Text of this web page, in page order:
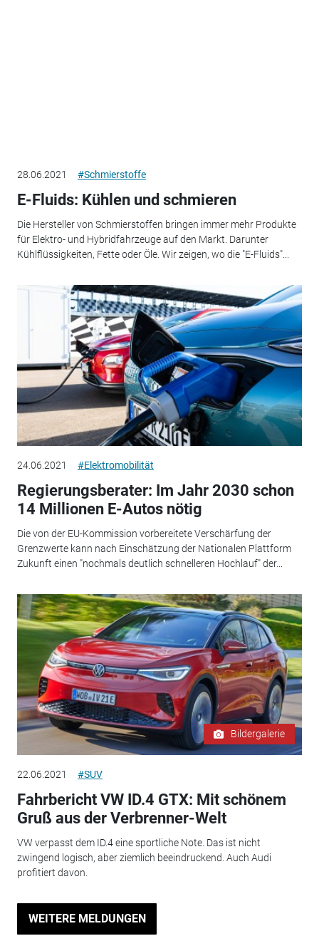
28.06.2021 #Schmierstoffe
E-Fluids: Kühlen und schmieren
Die Hersteller von Schmierstoffen bringen immer mehr Produkte
für Elektro- und Hybridfahrzeuge auf den Markt. Darunter
Kühlflüssigkeiten, Fette oder Öle. Wir zeigen, wo die "E-Fluids"...
24.06.2021 #Elektromobilität
Regierungsberater: Im Jahr 2030 schon
14 Millionen E-Autos nötig
Die von der EU-Kommission vorbereitete Verschärfung der
Grenzwerte kann nach Einschätzung der Nationalen Plattform
Zukunft einen "nochmals deutlich schnelleren Hochlauf" der...
Bildergalerie
22.06.2021 #SUV
Fahrbericht VW ID.4 GTX: Mit schönem
Gruß aus der Verbrenner-Welt
VW verpasst dem ID.4 eine sportliche Note. Das ist nicht
zwingend logisch, aber ziemlich beeindruckend. Auch Audi
profitiert davon.
WEITERE MELDUNGEN